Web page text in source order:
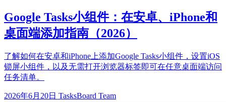
Google Tasks小组件：在安卓、iPhone和
桌面端添加指南（2026）
了解如何在安卓和iPhone上添加Google Tasks小组件，设置iOS
锁屏小组件，以及无需打开浏览器标签即可在任意桌面端访问
任务清单。
2026年6月20日 TasksBoard Team